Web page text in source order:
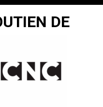
DE